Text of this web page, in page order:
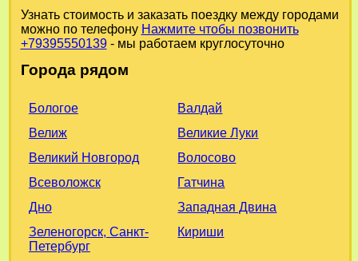
Узнать стоимость и заказать поездку между городами
можно по телефону Нажмите чтобы позвонить
+79395550139- мы работаем круглосуточно
Города рядом
Бологое
Валдай
Велиж
Великие Луки
Великий Новгород
Волосово
Всеволожск
Гатчина
Дно
Западная Двина
Зеленогорск, Санкт-
Петербург
Кириши